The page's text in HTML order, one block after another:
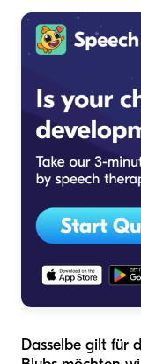
Dasselbe gilt für